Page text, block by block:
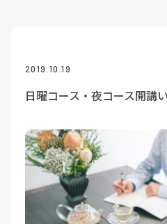
VOICE
2019.10.19
日曜コース・夜コース開講